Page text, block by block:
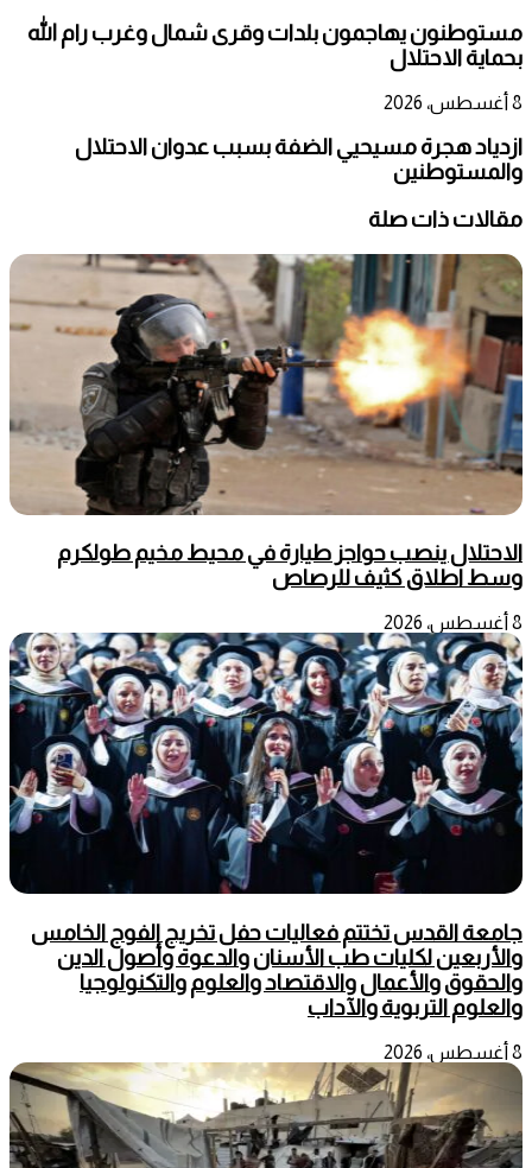
مستوطنون يهاجمون بلدات وقرى شمال وغرب رام الله
بحماية الاحتلال
8 أغسطس، 2026
ازدياد هجرة مسيحيي الضفة بسبب عدوان الاحتلال
والمستوطنين
مقالات ذات صلة
الاحتلال ينصب حواجز طيارة في محيط مخيم طولكرم
وسط اطلاق كثيف للرصاص
8 أغسطس، 2026
جامعة القدس تختتم فعاليات حفل تخريج الفوج الخامس
والأربعين لكليات طب الأسنان والدعوة وأصول الدين
والحقوق والأعمال والاقتصاد والعلوم والتكنولوجيا
والعلوم التربوية والآداب
8 أغسطس، 2026